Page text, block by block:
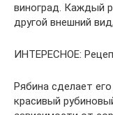
виноград. Каждый
другой внешний
ИНТЕРЕСНОЕ:
Рябина сделает
красивый